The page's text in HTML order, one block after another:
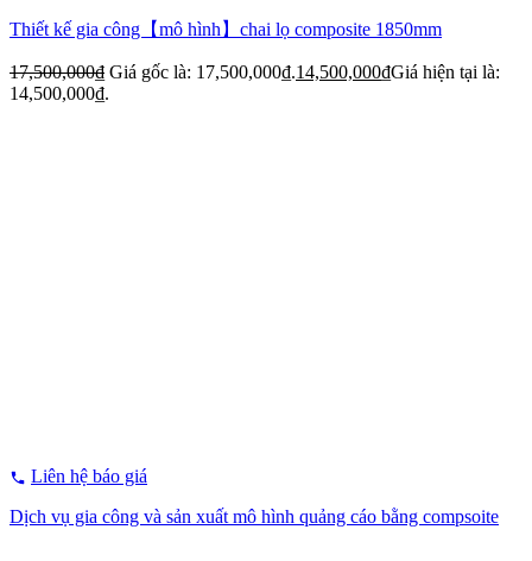
Thiết kế gia công【mô hình】chai lọ composite 1850mm
17,500,000₫ Giá gốc là: 17,500,000₫.14,500,000₫Giá hiện tại là:
14,500,000₫.
Liên hệ báo giá
Dịch vụ gia công và sản xuất mô hình quảng cáo bằng compsoite